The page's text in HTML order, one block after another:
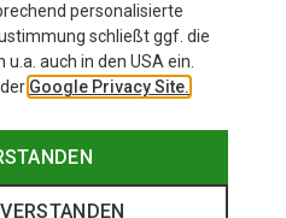
personalisierte
schließt ggf. die
auch in den USA ein.
Google Privacy Site.